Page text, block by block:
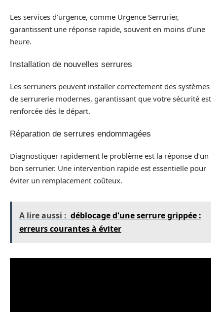
Les services d’urgence, comme Urgence Serrurier,
garantissent une réponse rapide, souvent en moins d’une
heure.
Installation de nouvelles serrures
Les serruriers peuvent installer correctement des systèmes
de serrurerie modernes, garantissant que votre sécurité est
renforcée dès le départ.
Réparation de serrures endommagées
Diagnostiquer rapidement le problème est la réponse d’un
bon serrurier. Une intervention rapide est essentielle pour
éviter un remplacement coûteux.
A lire aussi : déblocage d'une serrure grippée :
erreurs courantes à éviter